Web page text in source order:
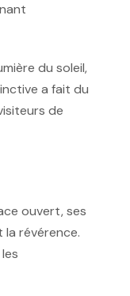
du soleil,
a fait du
de
ouvert, ses
la révérence.